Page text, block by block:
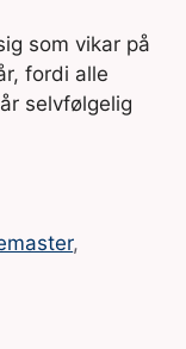
som vikar på
fordi alle
selvfølgelig
,